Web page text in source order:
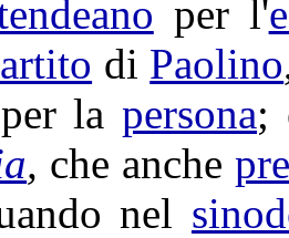
per l'
di Paolino
per lapersona;
, che anche
nel